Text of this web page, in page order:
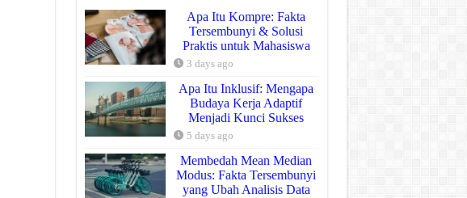
Apa Itu Kompre: Fakta
Tersembunyi & Solusi
Praktis untuk Mahasiswa
3 days ago
Apa Itu Inklusif: Mengapa
Budaya Kerja Adaptif
Menjadi Kunci Sukses
5 days ago
Membedah Mean Median
Modus: Fakta Tersembunyi
yang Ubah Analisis Data